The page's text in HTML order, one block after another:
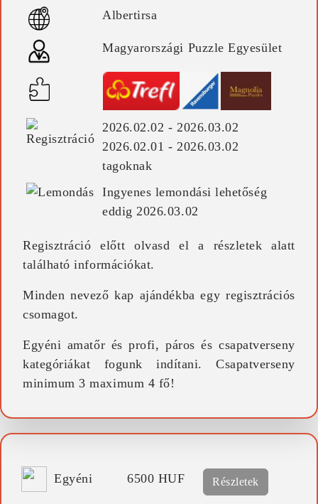
Albertirsa
Magyarországi Puzzle Egyesület
2026.02.02 - 2026.03.02
2026.02.01 - 2026.03.02
tagoknak
Ingyenes lemondási lehetőség
eddig 2026.03.02
Regisztráció előtt olvasd el a részletek alatt
található információkat.
Minden nevező kap ajándékba egy regisztrációs
csomagot.
Egyéni amatőr és profi, páros és csapatverseny
kategóriákat fogunk indítani. Csapatverseny
minimum 3 maximum 4 fő!
Egyéni 6500 HUF Részletek